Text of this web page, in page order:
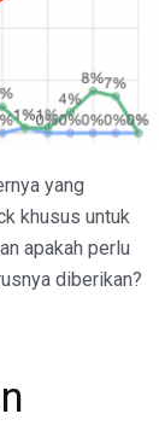
yang
khusus untuk
apakah perlu
diberikan?